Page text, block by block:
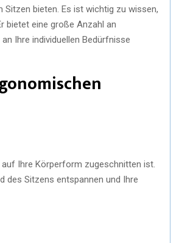
bieten. Es ist wichtig zu wissen,
bietet eine große Anzahl an
Ihre individuellen Bedürfnisse
Ihre Körperform zugeschnitten ist.
des Sitzens entspannen und Ihre